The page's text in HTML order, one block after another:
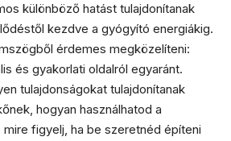
különböző hatást tulajdonítanak
kezdve a gyógyító energiákig.
érdemes megközelíteni:
és gyakorlati oldalról egyaránt.
tulajdonságokat tulajdonítanak
hogyan használhatod a
figyelj, ha be szeretnéd építeni